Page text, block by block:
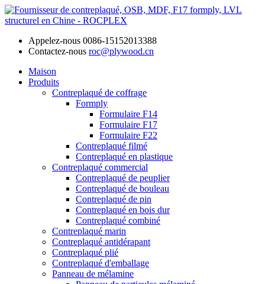
Appelez-nous 0086-15152013388
Contactez-nous roc@plywood.cn
Maison
Produits
Contreplaqué de coffrage
Formply
Formulaire F14
Formulaire F17
Formulaire F22
Contreplaqué filmé
Contreplaqué en plastique
Contreplaqué commercial
Contreplaqué de peuplier
Contreplaqué de bouleau
Contreplaqué de pin
Contreplaqué en bois dur
Contreplaqué combiné
Contreplaqué marin
Contreplaqué antidérapant
Contreplaqué plié
Contreplaqué d'emballage
Panneau de mélamine